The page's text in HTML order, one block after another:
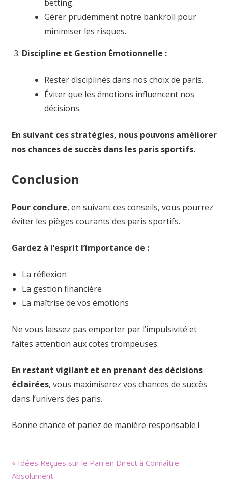
betting.
Gérer prudemment notre bankroll pour
minimiser les risques.
Discipline et Gestion Émotionnelle :
Rester disciplinés dans nos choix de paris.
Éviter que les émotions influencent nos
décisions.
En suivant ces stratégies, nous pouvons améliorer
nos chances de succès dans les paris sportifs.
Conclusion
Pour conclure, en suivant ces conseils, vous pourrez
éviter les pièges courants des paris sportifs.
Gardez à l’esprit l’importance de :
La réflexion
La gestion financière
La maîtrise de vos émotions
Ne vous laissez pas emporter par l’impulsivité et
faites attention aux cotes trompeuses.
En restant vigilant et en prenant des décisions
éclairées, vous maximiserez vos chances de succès
dans l’univers des paris.
Bonne chance et pariez de manière responsable !
Navigation
« Idées Reçues sur le Pari en Direct à Connaître
Absolument